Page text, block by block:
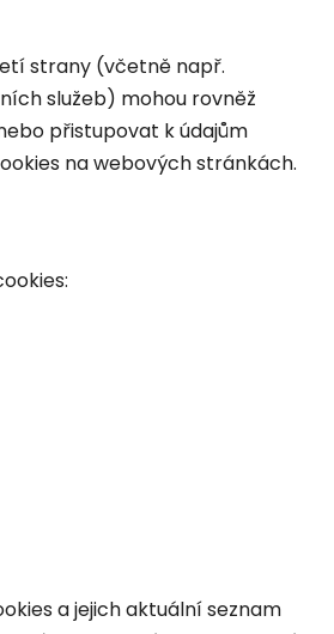
strany (včetně např.
služeb) mohou rovněž
přistupovat k údajům
na webových stránkách.
a jejich aktuální seznam